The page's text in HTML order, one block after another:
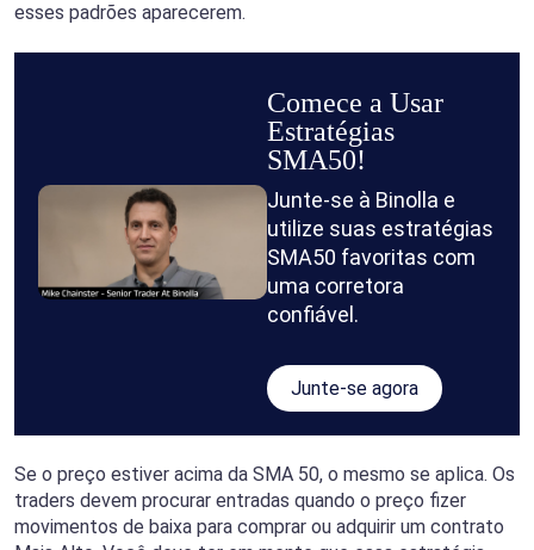
esses padrões aparecerem.
Comece a Usar
Estratégias
SMA50!
Junte-se à Binolla e
utilize suas estratégias
SMA50 favoritas com
uma corretora
confiável.
Junte-se agora
Se o preço estiver acima da SMA 50, o mesmo se aplica. Os
traders devem procurar entradas quando o preço fizer
movimentos de baixa para comprar ou adquirir um contrato